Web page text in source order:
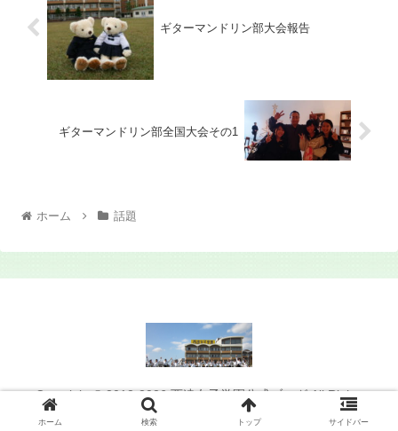
ギターマンドリン部大会報告
ギターマンドリン部全国大会その1
ホーム 話題
Copyright © 2012-2026 西遠女子学園公式ブログ All Rights
ホーム 検索 トップ サイドバー